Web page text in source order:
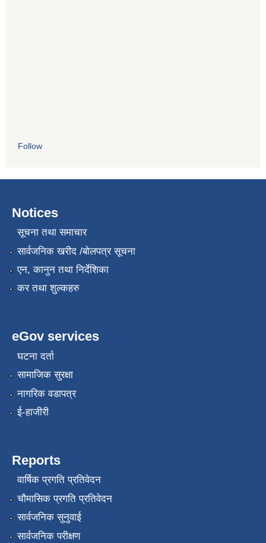
Follow
Notices
सूचना तथा समाचार
सार्वजनिक खरीद /बोलपत्र सूचना
एन, कानुन तथा निर्देशिका
कर तथा शुल्कहरु
eGov services
घटना दर्ता
सामाजिक सुरक्षा
नागरिक वडापत्र
ई-हाजीरी
Reports
वार्षिक प्रगति प्रतिवेदन
चौमासिक प्रगति प्रतिवेदन
सार्वजनिक सुनुवाई
सार्वजनिक परीक्षण